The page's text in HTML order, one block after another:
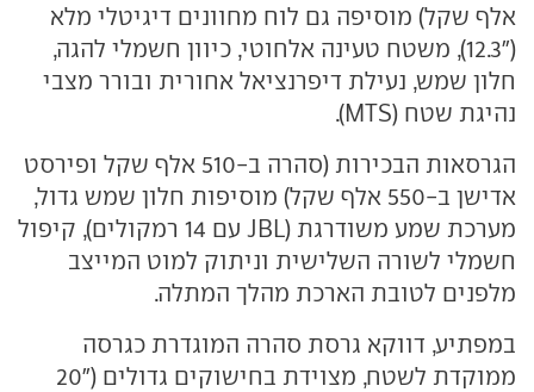
אלף שקל) מוסיפה גם לוח מחוונים דיגיטלי מלא
("12.3), משטח טעינה אלחוטי, כיוון חשמלי להגה,
חלון שמש, נעילת דיפרנציאל אחורית ובורר מצבי
נהיגת שטח (MTS).
הגרסאות הבכירות (סהרה ב-510 אלף שקל ופירסט
אדישן ב-550 אלף שקל) מוסיפות חלון שמש גדול,
מערכת שמע משודרגת (JBL עם 14 רמקולים), קיפול
חשמלי לשורה השלישית וניתוק למוט המייצב
מלפנים לטובת הארכת מהלך המתלה.
במפתיע, דווקא גרסת סהרה המוגדרת כגרסה
ממוקדת לשטח, מצוידת בחישוקים גדולים ("20